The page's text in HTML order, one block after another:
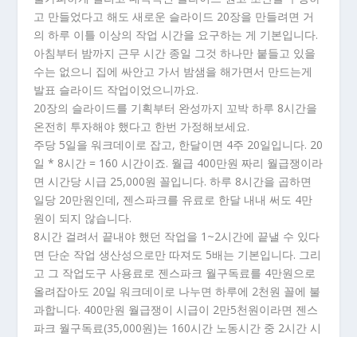
고 만들었다고 해도 새로운 슬라이드 20장을 만들려면 거
의 하루 이틀 이상의 작업 시간을 요구하는 게 기본입니다.
아침부터 밤까지 근무 시간 종일 그것 하나만 붙들고 있을
수는 없으니 집에 싸안고 가서 밤샘을 해가면서 만드는게
발표 슬라이드 작업이었으니까요.
20장의 슬라이드를 기획부터 완성까지 꼬박 하루 8시간을
온전히 투자해야 했다고 한번 가정해보세요.
주당 5일을 워크데이로 잡고, 한달이면 4주 20일입니다. 20
일 * 8시간 = 160 시간이죠. 월급 400만원 짜리 월급쟁이라
면 시간당 시급 25,000원 꼴입니다. 하루 8시간을 곱하면
일당 20만원인데, 젠스파크를 유료로 한달 내내 써도 4만
원이 되지 않습니다.
8시간 걸려서 끝내야 했던 작업을 1~2시간에 끝낼 수 있다
면 단순 작업 생산성으로만 따져도 5배는 기본입니다. 그리
고 그 작업도구 사용료로 젠스파크 월구독료를 4만원으로
올려잡아도 20일 워크데이로 나누면 하루에 2천원 꼴에 불
과합니다. 400만원 월급쟁이 시급이 2만5천원이라면 젠스
파크 월구독료(35,000원)는 160시간 노동시간 중 2시간 시